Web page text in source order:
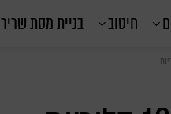
חיטוב בניית מסת שריר